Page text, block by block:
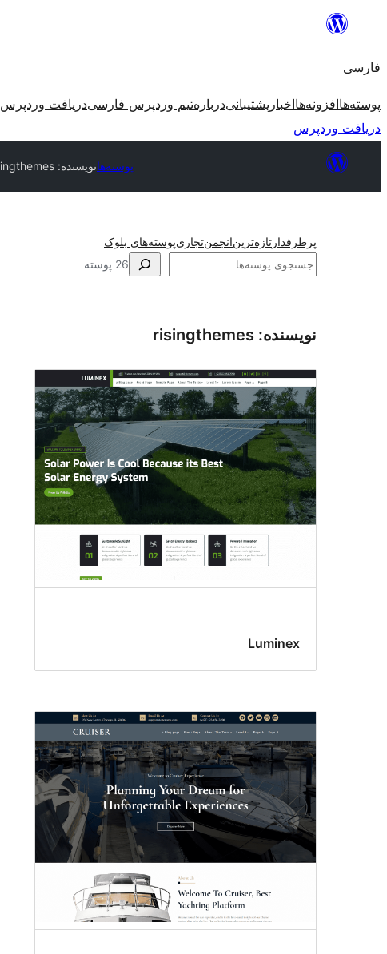
محتوا
فارسی
پوسته‌هاافزونه‌هااخبار پشتیبانیدربارهتیم وردپرس فارسیدریافت وردپرس
دریافت وردپرس
پوسته‌هانویسنده: risingthemes
پرطرفدار تازه‌ترینانجمنتجاریپوسته‌های بلوک
جستجو 26 پوسته
نویسنده: risingthemes
Luminex